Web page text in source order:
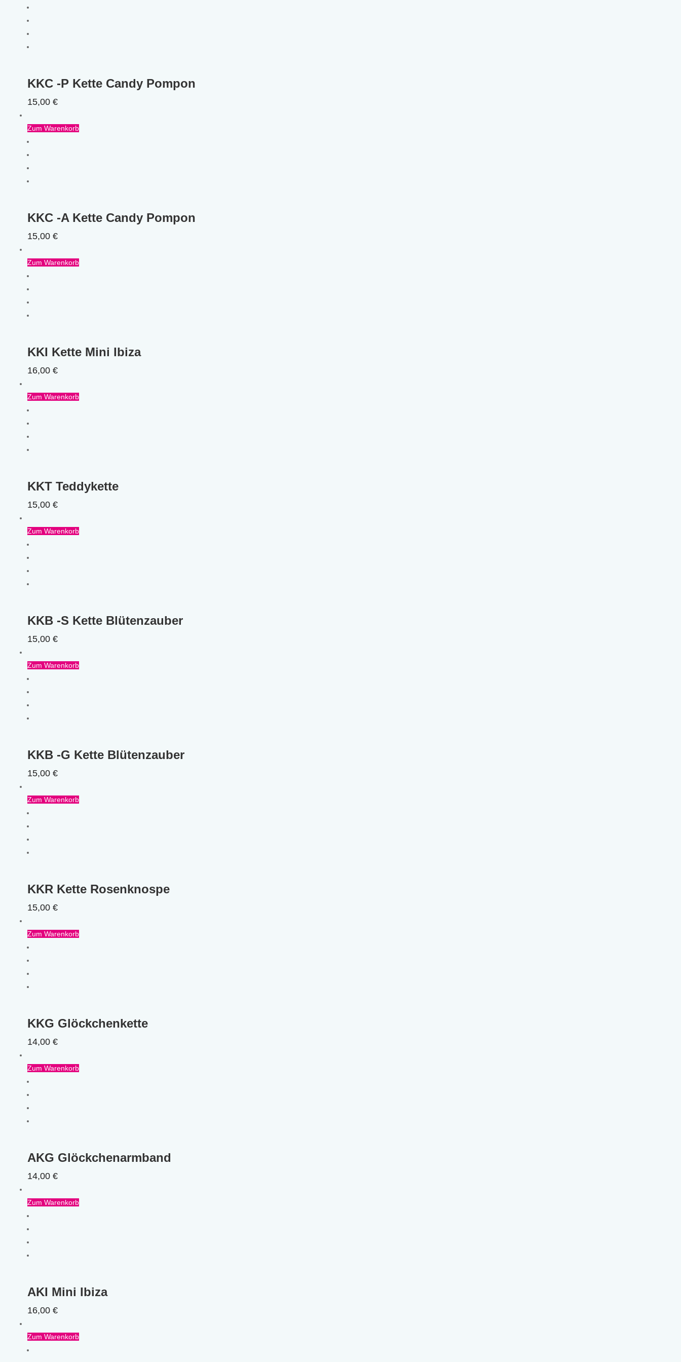
KKC -P Kette Candy Pompon
15,00€
Zum Warenkorb
KKC -A Kette Candy Pompon
15,00€
Zum Warenkorb
KKI Kette Mini Ibiza
16,00€
Zum Warenkorb
KKT Teddykette
15,00€
Zum Warenkorb
KKB -S Kette Blütenzauber
15,00€
Zum Warenkorb
KKB -G Kette Blütenzauber
15,00€
Zum Warenkorb
KKR Kette Rosenknospe
15,00€
Zum Warenkorb
KKG Glöckchenkette
14,00€
Zum Warenkorb
AKG Glöckchenarmband
14,00€
Zum Warenkorb
AKI Mini Ibiza
16,00€
Zum Warenkorb